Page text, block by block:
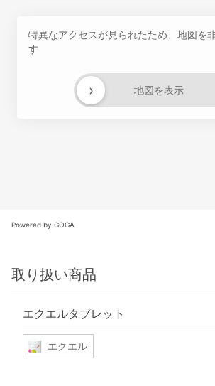
特異なアクセスが見られたため、地図を
す
地図を表示
›
Powered by GOGA
取り扱い商品
エクエルタブレット
エクエル